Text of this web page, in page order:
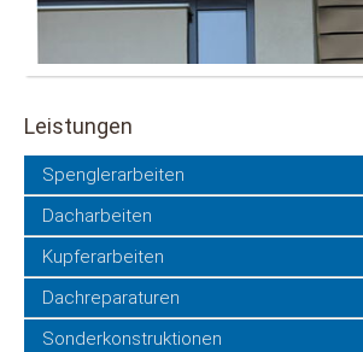
Leistungen
Navigation
überspringen
Spenglerarbeiten
Dacharbeiten
Kupferarbeiten
Dachreparaturen
Sonderkonstruktionen